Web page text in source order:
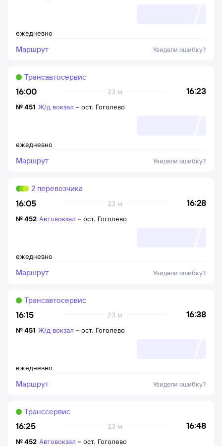
ежедневно
Маршрут Увидели ошибку?
16:00 16:23
23 м
Трансавтосервис
ежедневно
№451 Ж/д вокзал – ост. Гоголево
Маршрут Увидели ошибку?
16:05 16:28
23 м
2 перевозчика
ежедневно
№452 Автовокзал – ост. Гоголево
Маршрут Увидели ошибку?
16:15 16:38
23 м
Трансавтосервис
ежедневно
№451 Ж/д вокзал – ост. Гоголево
Маршрут Увидели ошибку?
16:25 16:48
23 м
Транссервис
№452 Автовокзал – ост. Гоголево